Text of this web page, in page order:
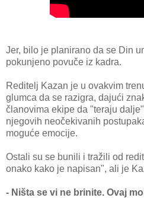
Jer, bilo je planirano da se Din
pokunjeno povuče iz kadra.
Reditelj Kazan je u ovakvim
glumca da se razigra, dajući
članovima ekipe da "teraju
njegovih neočekivanih
moguće emocije.
Ostali su se bunili i tražili od
onako kako je napisan", ali je
- Ništa se vi ne brinite. Ovaj